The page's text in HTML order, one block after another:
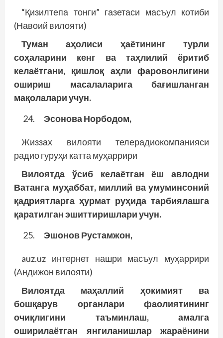
“Қизилтепа тонги” газетаси масъул котиби
(Навоий вилояти)
Туман аҳолиси ҳаётининг турли
соҳаларини кенг ва таҳлилий ёритиб
келаётгани, қишлоқ аҳли фаровонлигини
ошириш масалаларига ба­ғишланган
мақолалари учун.
Эсонова Норбодом,
Жиззах вилояти телерадиокомпа­нияси
радио гуруҳи катта муҳаррири
Вилоятда ўсиб келаётган ёш авлодни
Ватанга муҳаббат, миллий ва умуминсоний
қадриятларга ҳурмат руҳида тарбиялашга
қаратилган эшиттиришлари учун.
Эшонов Рустамжон,
auz.uz интернет нашри масъул муҳаррири
(Андижон вилояти)
Вилоятда маҳаллий ҳокимият ва
бошқарув органлари фаолиятининг
очиқлигини таъминлаш, амалга
оширилаётган янгиланишлар жараёнини